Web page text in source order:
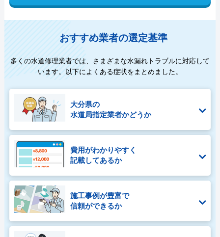
おすすめ業者の選定基準
多くの水道修理業者では、さまざまな水漏れトラブルに対応して
います。以下によくある症状をまとめました。
大分県の
水道局指定業者かどうか
費用がわかりやすく
記載してあるか
施工事例が豊富で
信頼ができるか